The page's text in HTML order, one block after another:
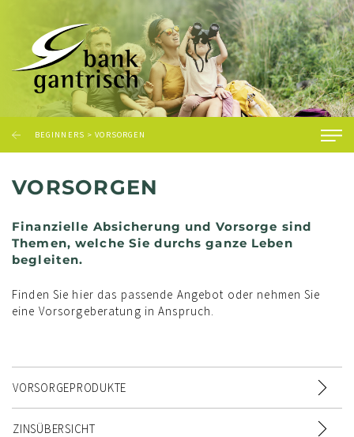
BEGINNERS >VORSORGEN
VORSORGEN
Finanzielle Absicherung und Vorsorge sind
Themen, welche Sie durchs ganze Leben
begleiten.
Finden Sie hier das passende Angebot oder nehmen Sie
eine Vorsorgeberatung in Anspruch.
VORSORGEPRODUKTE
ZINSÜBERSICHT